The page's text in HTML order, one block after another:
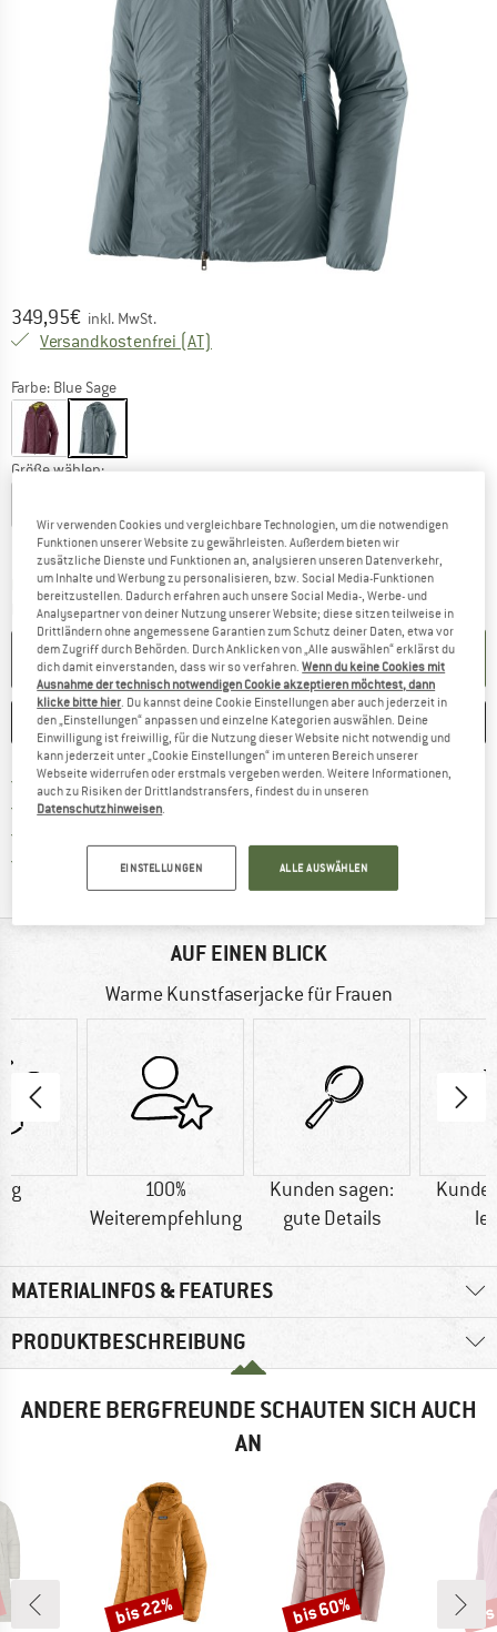
Preis:
349,95€ inkl. MwSt.
Versandkostenfrei (AT)
Farbe: Blue Sage
Größe wählen:
Größentabelle
Lieferzeit: 2-4 WerktageDer Link öffnet sich in einer Infobox und
Menge:
IN DEN WARENKORB
MERKEN VERGLEICHEN
Portofrei ab 69 € (AT)Finde mehr Informationen zu den
100 Tage Rückgaberecht
Trusted Shops Käuferschutz
Finde alle Infos hier!
AUF EINEN BLICK
Warme Kunstfaserjacke für Frauen
g
100%
Weiterempfehlung
Kunden sagen:
gute Details
MATERIALINFOS & FEATURES
PRODUKTBESCHREIBUNG
ANDERE BERGFREUNDE SCHAUTEN SICH AUCH
AN
Rabatt
bis 22% Rabatt
bis 60%
Wir verwenden Cookies und vergleichbare Technologien, um die notwendigen
Funktionen unserer Website zu gewährleisten. Außerdem bieten wir
zusätzliche Dienste und Funktionen an, analysieren unseren Datenverkehr,
um Inhalte und Werbung zu personalisieren, bzw. Social Media-Funktionen
bereitzustellen. Dadurch erfahren auch unsere Social Media-, Werbe- und
Analysepartner von deiner Nutzung unserer Website; diese sitzen teilweise in
Drittländern ohne angemessene Garantien zum Schutz deiner Daten, etwa vor
dem Zugriff durch Behörden. Durch Anklicken von „Alle auswählen“ erklärst du
dich damit einverstanden, dass wir so verfahren.Wenn du keine Cookies mit
Ausnahme der technisch notwendigen Cookie akzeptieren möchtest, dann
klicke bitte hier . Du kannst deine Cookie Einstellungen aber auch jederzeit in
den „Einstellungen“ anpassen und einzelne Kategorien auswählen. Deine
Einwilligung ist freiwillig, für die Nutzung dieser Website nicht notwendig und
kann jederzeit unter „Cookie Einstellungen“ im unteren Bereich unserer
Webseite widerrufen oder erstmals vergeben werden. Weitere Informationen,
auch zu Risiken der Drittlandstransfers, findest du in unseren
Datenschutzhinweisen
EINSTELLUNGEN ALLE AUSWÄHLEN